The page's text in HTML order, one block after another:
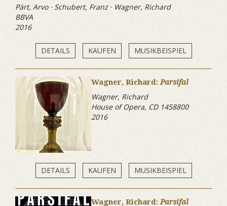
Pärt, Arvo · Schubert, Franz · Wagner, Richard
BBVA
2016
DETAILS KAUFEN MUSIKBEISPIEL
Wagner, Richard:Parsifal
Wagner, Richard
House of Opera, CD 1458800
2016
DETAILS KAUFEN MUSIKBEISPIEL
Wagner, Richard:Parsifal